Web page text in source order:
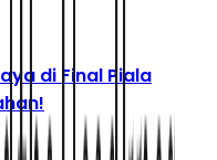
di Final Piala